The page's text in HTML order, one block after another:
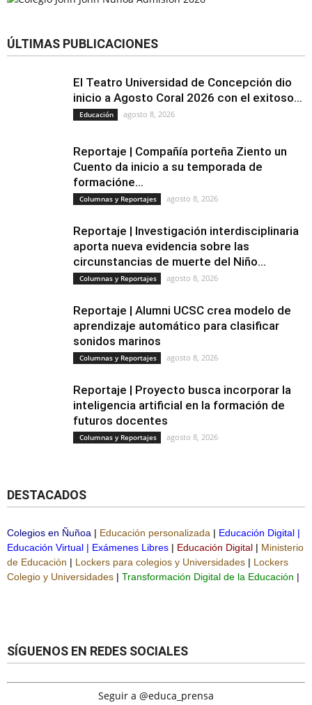
ÚLTIMAS PUBLICACIONES
El Teatro Universidad de Concepción dio
inicio a Agosto Coral 2026 con el exitoso...
Educación agosto 8, 2026
Reportaje | Compañía porteña Ziento un
Cuento da inicio a su temporada de
formacióne...
Columnas y Reportajes agosto 8, 2026
Reportaje | Investigación interdisciplinaria
aporta nueva evidencia sobre las
circunstancias de muerte del Niño...
Columnas y Reportajes agosto 8, 2026
Reportaje | Alumni UCSC crea modelo de
aprendizaje automático para clasificar
sonidos marinos
Columnas y Reportajes agosto 8, 2026
Reportaje | Proyecto busca incorporar la
inteligencia artificial en la formación de
futuros docentes
Columnas y Reportajes agosto 8, 2026
DESTACADOS
Colegios en Ñuñoa | Educación personalizada | Educación Digital |
Educación Virtual | Exámenes Libres | Educación Digital | Ministerio
de Educación | Lockers para colegios y Universidades | Lockers
Colegio y Universidades | Transformación Digital de la Educación |
SÍGUENOS EN REDES SOCIALES
Seguir a @educa_prensa